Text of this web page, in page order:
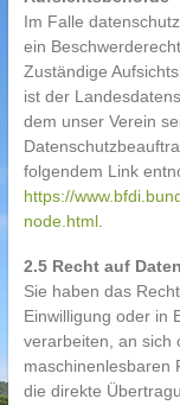
Im Falle
ein
Zuständige
ist der
dem unser Verein
folgendem Link
https://
node.html.
2.5 Recht auf
Sie haben das
Einwilligung oder in
verarbeiten, an sich
maschinenlesbaren
die direkte